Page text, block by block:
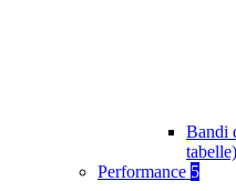
Bandi
tabelle)
Performance 5